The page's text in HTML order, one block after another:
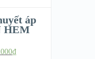
áp
HEM
₫